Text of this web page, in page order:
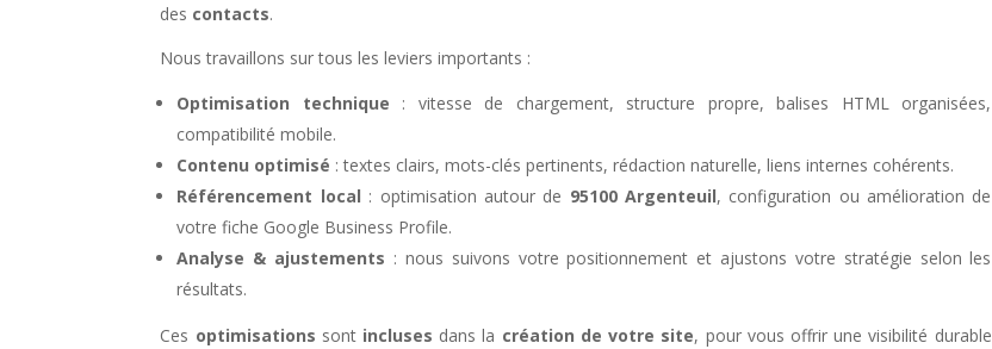
des contacts.
Nous travaillons sur tous les leviers importants :
Optimisation technique : vitesse de chargement, structure propre, balises HTML organisées,
compatibilité mobile.
Contenu optimisé : textes clairs, mots-clés pertinents, rédaction naturelle, liens internes cohérents.
Référencement local : optimisation autour de 95100 Argenteuil, configuration ou amélioration de
votre fiche Google Business Profile.
Analyse & ajustements : nous suivons votre positionnement et ajustons votre stratégie selon les
résultats.
Ces optimisations sont incluses dans la création de votre site, pour vous offrir une visibilité durable